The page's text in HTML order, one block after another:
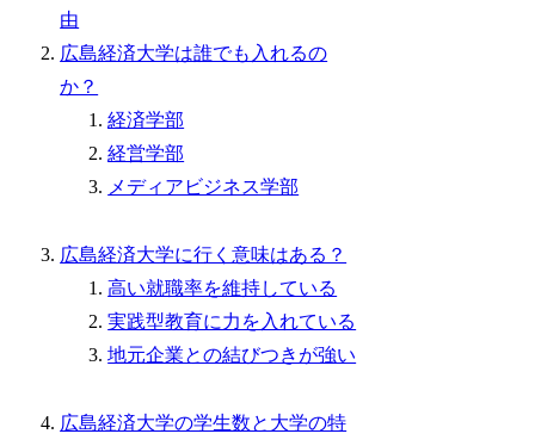
由
広島経済大学は誰でも入れるの
か？
経済学部
経営学部
メディアビジネス学部
広島経済大学に行く意味はある？
高い就職率を維持している
実践型教育に力を入れている
地元企業との結びつきが強い
広島経済大学の学生数と大学の特